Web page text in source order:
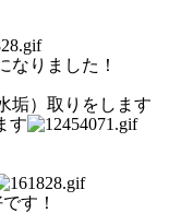
なりました！
垢）取りをします
す
す！